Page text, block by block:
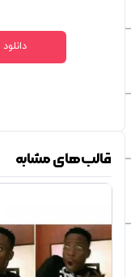
دانلود
قالب‌های مشابه